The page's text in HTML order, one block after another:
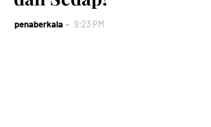
penaberkala 9:23 PM